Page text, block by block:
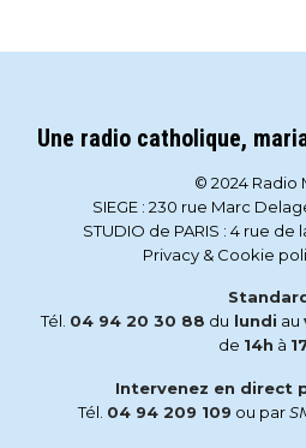
Une radio catholique,
© 2024 Radio
SIEGE : 230 rue Marc
STUDIO de PARIS : 4 rue
Privacy & Cookie
Tél. 04 94 20 30 88 du lundi au
de 14h à
Intervenez en direct
Tél. 04 94 209 109 ou par